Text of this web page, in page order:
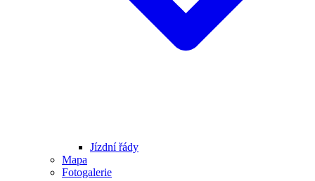
Jízdní řády
Mapa
Fotogalerie